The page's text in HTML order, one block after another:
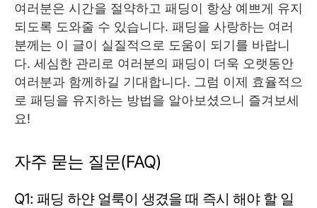
여러분은 시간을 절약하고 패딩이 항상 예쁘게 유지
되도록 도와줄 수 있습니다. 패딩을 사랑하는 여러
분께는 이 글이 실질적으로 도움이 되기를 바랍니
다. 세심한 관리로 여러분의 패딩이 더욱 오랫동안
여러분과 함께하길 기대합니다. 그럼 이제 효율적으
로 패딩을 유지하는 방법을 알아보셨으니 즐겨보세
요!
자주 묻는 질문(FAQ)
Q1: 패딩 하얀 얼룩이 생겼을 때 즉시 해야 할 일